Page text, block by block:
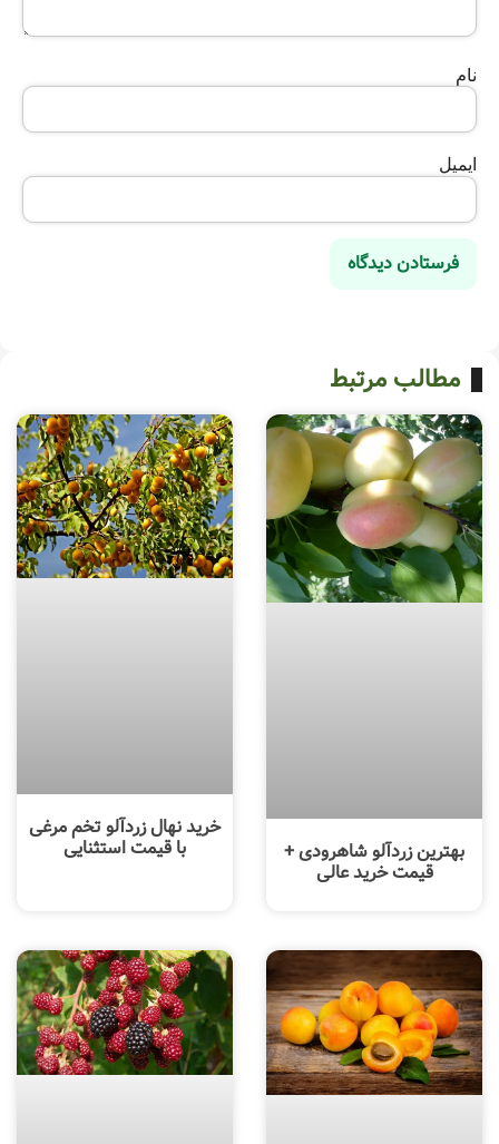
نام
ایمیل
مطالب مرتبط
بهترین زردآلو شاهرودی +
قیمت خرید عالی
خرید نهال زردآلو تخم مرغی
با قیمت استثنایی